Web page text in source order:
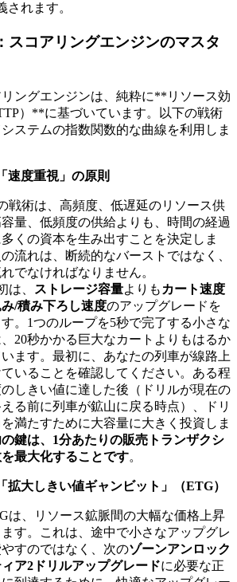
されます。
スコアリングエンジンのマスタ
ングエンジンは、純粋に**リソース効
）**に基づいています。以下の戦術
ステムの指数関数的な曲線を利用しま
速度重視」の原則
戦術は、高頻度、低遅延のリソース供
量、低頻度の供給よりも、時間の経過
くの資本を生み出すことを決定しま
流れは、断続的なバーストではなく、
でなければなりません。
は、 ストレージ容量よりも カート速度
/積み下ろし速度のアップグレードを
。1つのループを5秒で完了する小さな
20秒かかる巨大なカートよりもはるか
ます。最初に、あなたの列車が線路上
いることを確認してください。ある程
しきい値に達した後（ドリルが現在の
る前に列車が鉱山に戻る時点）、ドリ
満たすために大容量に大きく投資しま
鍵は、1分あたりの販売トランザクシ
を最大化することです。
拡大しきい値ギャンビット」（ETG）
は、リソース鉱脈間の大幅な価格上昇
す。これは、途中で小さなアップグレ
すのではなく、次のゾーンアンロック
ア2ドリルアップグレードに必要な正